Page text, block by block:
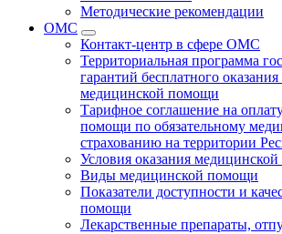
Методические рекомендации
ОМС
Контакт-центр в сфере ОМС
Территориальная программа
гарантий бесплатного
медицинской помощи
Тарифное соглашение на
помощи по обязательному
страхованию на территории
Условия оказания
Виды медицинской помощи
Показатели доступности и
помощи
Лекарственные препараты,